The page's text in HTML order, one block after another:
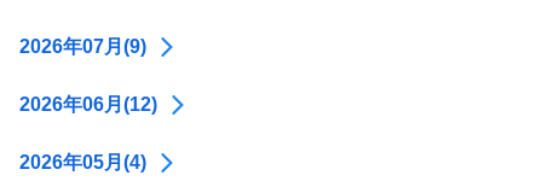
2026年07月(9)
2026年06月(12)
2026年05月(4)